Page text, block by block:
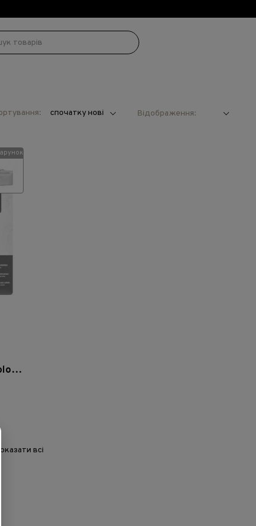
спочатку нові Відображення:
Набір для фарбування Lucens Color 4.20 - Слива
всі